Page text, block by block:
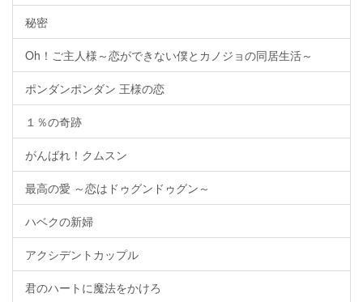
秘密
Oh！ご主人様～恋ができない僕とカノジョの同居生活～
ポンダンポンダン 王様の恋
１％の奇跡
がんばれ！クムスン
最高の愛 ～恋はドゥグンドゥグン～
ハベクの新婦
アクシデントカップル
君のハートに魔法をかけろ